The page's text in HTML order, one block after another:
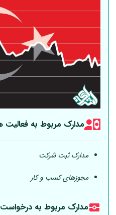
مدارک مربوط به فعالیت
مدارک ثبت شرکت
مجوزهای کسب و کار
مدارک مربوط به درخواست